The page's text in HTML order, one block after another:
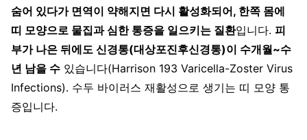
숨어 있다가 면역이 약해지면 다시 활성화되어, 한쪽 몸에
띠 모양으로 물집과 심한 통증을 일으키는 질환입니다. 피
부가 나은 뒤에도 신경통(대상포진후신경통)이 수개월~수
년 남을 수 있습니다(Harrison 193 Varicella-Zoster Virus
Infections). 수두 바이러스 재활성으로 생기는 띠 모양 통
증입니다.